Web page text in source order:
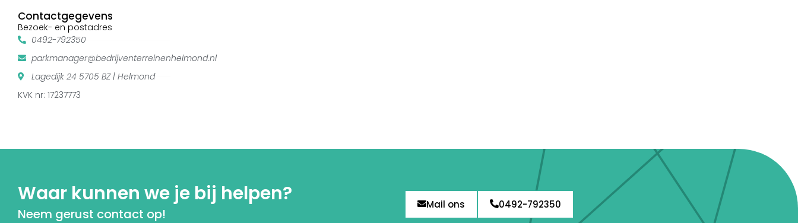
Contactgegevens
Bezoek- en postadres
0492-792350
parkmanager@bedrijventerreinenhelmond.nl
Lagedijk 24 5705 BZ | Helmond
KVK nr: 17237773
Waar kunnen we je bij helpen?
Neem gerust contact op!
Mail ons 0492-792350